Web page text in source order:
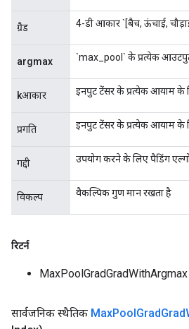
ग्रैड 4-डी आकार `[बैच, ऊंचाई,
argmax `max_pool` के प्रत्येक
kआकार इनपुट टेंसर के प्रत्येक आयाम के
प्रगति इनपुट टेंसर के प्रत्येक आयाम के
गद्दी उपयोग करने के लिए पैडिंग
विकल्प वैकल्पिक गुण मान रखता है
रिटर्न
सार्वजनिक स्थैतिक MaxPoolGradGrad